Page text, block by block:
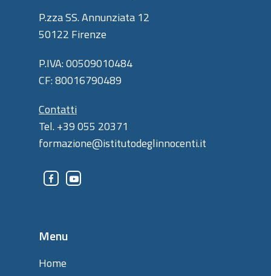
P.zza SS. Annunziata 12
50122 Firenze
P.IVA: 00509010484
CF: 80016790489
Contatti
Tel. +39 055 20371
formazione@istitutodeglinnocenti.it
Menu
Home